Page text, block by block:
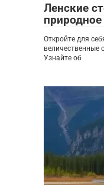
Ленские
Откройте для
величественные
Узнайте об